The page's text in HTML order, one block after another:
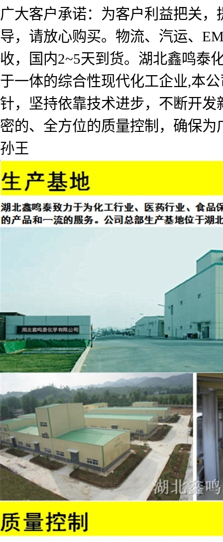
广大客户承诺：为客户利益把关
导，请放心购买。物流、汽运、
收，国内2~5天到货。湖北鑫鸣泰
于一体的综合性现代化工企业,本
针，坚持依靠技术进步，不断开
密的、全方位的质量控制，确保
孙王